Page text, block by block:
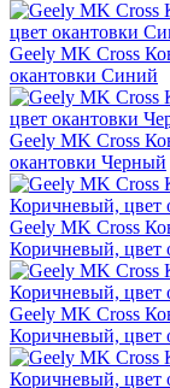
Geely MK Cross
окантовки Синий
Geely MK Cross
окантовки Черный
Geely MK Cross
Коричневый, цвет
Geely MK Cross
Коричневый, цвет